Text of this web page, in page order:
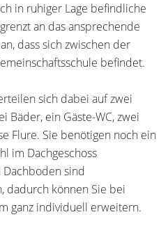
in ruhiger Lage befindliche
an das ansprechende
dass sich zwischen der
befindet.
sich dabei auf zwei
Bäder, ein Gäste-WC, zwei
Flure. Sie benötigen noch ein
im Dachgeschoss
sind
dadurch können Sie bei
ganz individuell erweitern.